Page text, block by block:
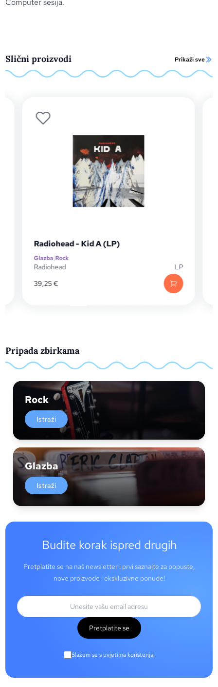
Computer sesija.
Slični proizvodi Prikaži sve
Radiohead - Kid A (LP)
Glazba|Rock
Radiohead
LP
39,25€
Pripada zbirkama
Rock
Istraži
Glazba
Istraži
Budite korak ispred drugih
Pretplatite se na naš newsletter i prvi saznajte za popuste,
nove proizvode i ekskluzivne ponude!
Pretplatite se
Slažem se s uvjetima korištenja.